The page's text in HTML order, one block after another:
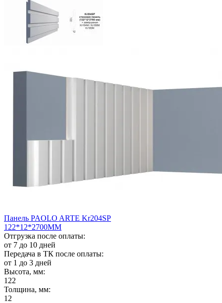
Панель PAOLO ARTE Kr204SP
122*12*2700ММ
Отгрузка после оплаты:
от 7 до 10 дней
Передача в ТК после оплаты:
от 1 до 3 дней
Высота, мм:
122
Толщина, мм:
12